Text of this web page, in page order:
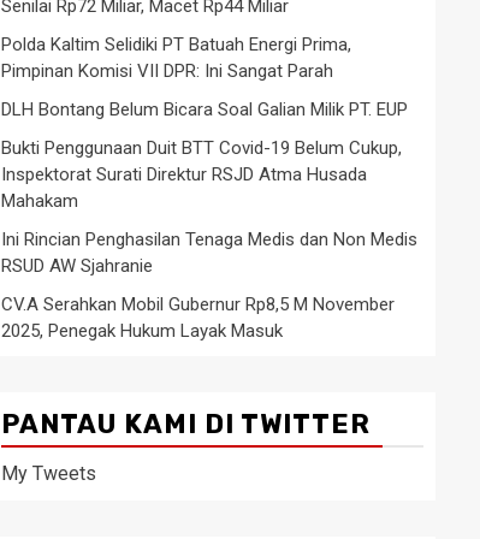
Senilai Rp72 Miliar, Macet Rp44 Miliar
Polda Kaltim Selidiki PT Batuah Energi Prima,
Pimpinan Komisi VII DPR: Ini Sangat Parah
DLH Bontang Belum Bicara Soal Galian Milik PT. EUP
Bukti Penggunaan Duit BTT Covid-19 Belum Cukup,
Inspektorat Surati Direktur RSJD Atma Husada
Mahakam
Ini Rincian Penghasilan Tenaga Medis dan Non Medis
RSUD AW Sjahranie
CV.A Serahkan Mobil Gubernur Rp8,5 M November
2025, Penegak Hukum Layak Masuk
PANTAU KAMI DI TWITTER
My Tweets